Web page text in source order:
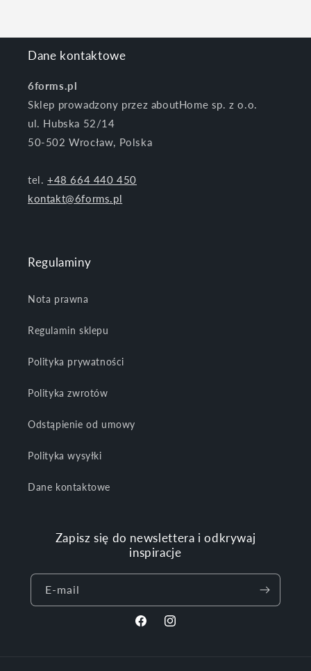
Dane kontaktowe
6forms.pl
Sklep prowadzony przez aboutHome sp. z o.o.
ul. Hubska 52/14
50-502 Wrocław, Polska
tel.+48 664 440 450
kontakt@6forms.pl
Regulaminy
Nota prawna
Regulamin sklepu
Polityka prywatności
Polityka zwrotów
Odstąpienie od umowy
Polityka wysyłki
Dane kontaktowe
Zapisz się do newslettera i odkrywaj
inspiracje
E-mail
FacebookInstagram